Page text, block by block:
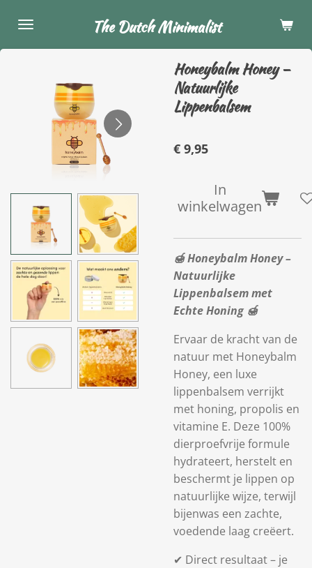
direct
naar
hoofdinhoud
The Dutch Minimalist
Honeybalm Honey –
Natuurlijke
Lippenbalsem
€ 9,95
In
winkelwagen
🍯Honeybalm Honey –
Natuurlijke
Lippenbalsem met
Echte Honing 🍯
Ervaar de kracht van de
natuur met Honeybalm
Honey, een luxe
lippenbalsem verrijkt
met honing, propolis en
vitamine E. Deze 100%
dierproefvrije formule
hydrateert, herstelt en
beschermt je lippen op
natuurlijke wijze, terwijl
bijenwas een zachte,
voedende laag creëert.
✔ Direct resultaat– je